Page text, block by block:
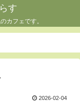
す
カフェです。
2026-02-04